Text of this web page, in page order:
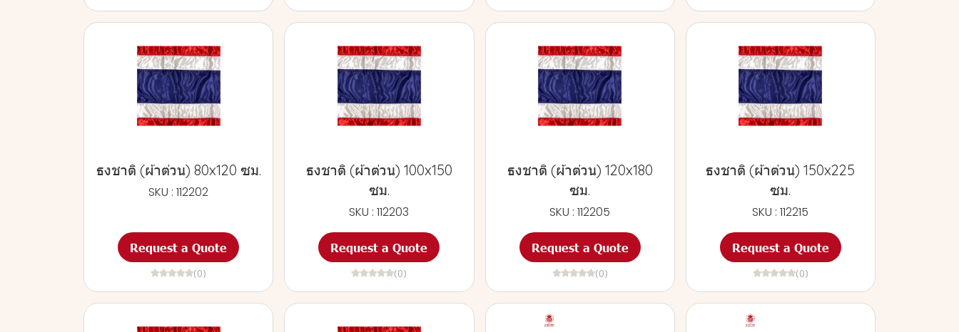
ธงชาติ (ผ้าต่วน) 80x120 ซม.
SKU : 112202
Request a Quote
(0)
ธงชาติ (ผ้าต่วน) 100x150
ซม.
SKU : 112203
Request a Quote
(0)
ธงชาติ (ผ้าต่วน) 120x180
ซม.
SKU : 112205
Request a Quote
(0)
ธงชาติ (ผ้าต่วน) 150x225
ซม.
SKU : 112215
Request a Quote
(0)